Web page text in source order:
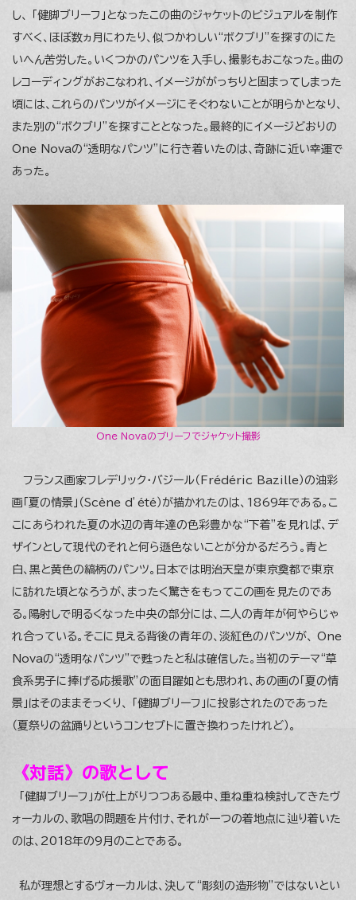
し、 「健脚ブリーフ」となったこの曲のジャケットのビジュアルを制作
すべく、ほぼ数ヵ月にわたり、似つかわしい“ボクブリ”を探すのにた
いへん苦労した。いくつかのパンツを入手し、撮影もおこなった。曲の
レコーディングがおこなわれ、イメージががっちりと固まってしまった
頃には、これらのパンツがイメージにそぐわないことが明らかとなり、
また別の“ボクブリ”を探すこととなった。最終的にイメージどおりの
One Novaの“透明なパンツ”に行き着いたのは、奇跡に近い幸運で
あった。
One Novaのブリーフでジャケット撮影
フランス画家フレデリック・バジール（Frédéric Bazille）の油彩
画「夏の情景」（Scène d’été）が描かれたのは、1869年である。こ
こにあらわれた夏の水辺の青年達の色彩豊かな“下着”を見れば、デ
ザインとして現代のそれと何ら遜色ないことが分かるだろう。青と
白、黒と黄色の縞柄のパンツ。日本では明治天皇が東京奠都で東京
に訪れた頃となろうが、まったく驚きをもってこの画を見たのであ
る。陽射しで明るくなった中央の部分には、二人の青年が何やらじゃ
れ合っている。そこに見える背後の青年の、淡紅色のパンツが、 One
Novaの“透明なパンツ”で甦ったと私は確信した。当初のテーマ“草
食系男子に捧げる応援歌”の面目躍如とも思われ、あの画の「夏の情
景」はそのままそっくり、 「健脚ブリーフ」に投影されたのであった
（夏祭りの盆踊りというコンセプトに置き換わったけれど）。
《対話》の歌として
「健脚ブリーフ」が仕上がりつつある最中、重ね重ね検討してきたヴ
ォーカルの、歌唱の問題を片付け、それが一つの着地点に辿り着いた
のは、2018年の9月のことである。
私が理想とするヴォーカルは、決して“彫刻の造形物”ではないとい